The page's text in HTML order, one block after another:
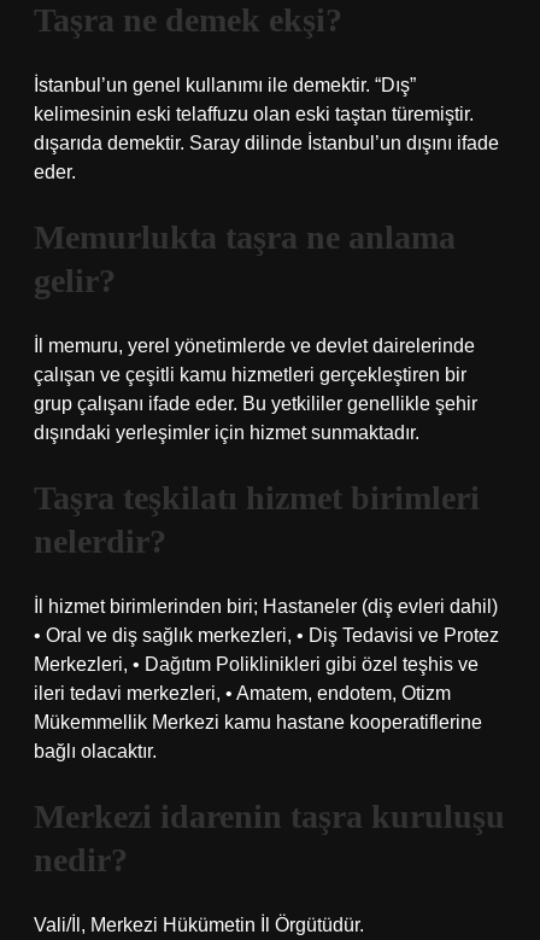
Taşra ne demek ekşi?
İstanbul’un genel kullanımı ile demektir. “Dış”
kelimesinin eski telaffuzu olan eski taştan türemiştir.
dışarıda demektir. Saray dilinde İstanbul’un dışını ifade
eder.
Memurlukta taşra ne anlama
gelir?
İl memuru, yerel yönetimlerde ve devlet dairelerinde
çalışan ve çeşitli kamu hizmetleri gerçekleştiren bir
grup çalışanı ifade eder. Bu yetkililer genellikle şehir
dışındaki yerleşimler için hizmet sunmaktadır.
Taşra teşkilatı hizmet birimleri
nelerdir?
İl hizmet birimlerinden biri; Hastaneler (diş evleri dahil)
• Oral ve diş sağlık merkezleri, • Diş Tedavisi ve Protez
Merkezleri, • Dağıtım Poliklinikleri gibi özel teşhis ve
ileri tedavi merkezleri, • Amatem, endotem, Otizm
Mükemmellik Merkezi kamu hastane kooperatiflerine
bağlı olacaktır.
Merkezi idarenin taşra kuruluşu
nedir?
Vali/İl, Merkezi Hükümetin İl Örgütüdür.